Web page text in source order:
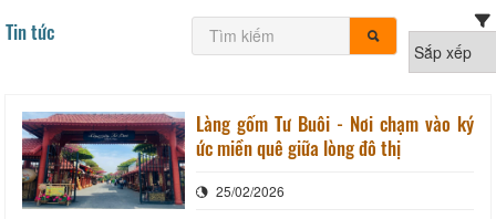
Tin tức
Làng gốm Tư Buôi - Nơi chạm vào ký
ức miền quê giữa lòng đô thị
25/02/2026